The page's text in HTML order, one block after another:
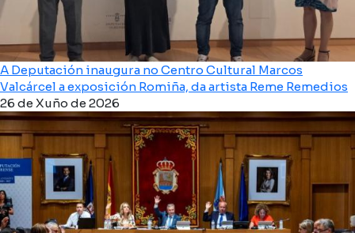
A Deputación inaugura no Centro Cultural Marcos
Valcárcel a exposición Romiña, da artista Reme Remedios
26 de Xuño de 2026